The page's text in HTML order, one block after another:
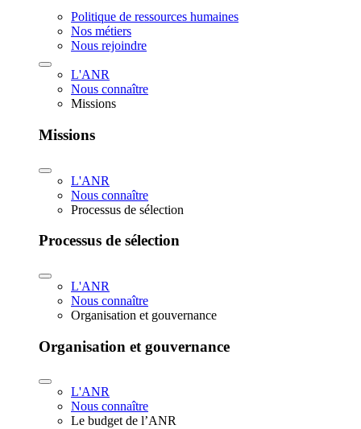
Politique de ressources humaines
Nos métiers
Nous rejoindre
L'ANR
Nous connaître
Missions
Missions
L'ANR
Nous connaître
Processus de sélection
Processus de sélection
L'ANR
Nous connaître
Organisation et gouvernance
Organisation et gouvernance
L'ANR
Nous connaître
Le budget de l’ANR